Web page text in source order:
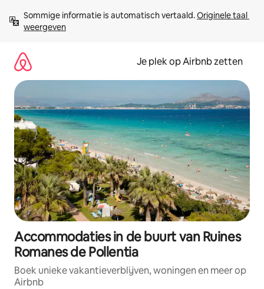
direct
naar
Sommige informatie is automatisch vertaald. Originele taal
weergeven
Je plek op Airbnb zetten
Accommodaties in de buurt van Ruines
Romanes de Pollentia
Boek unieke vakantieverblijven, woningen en meer op
Airbnb